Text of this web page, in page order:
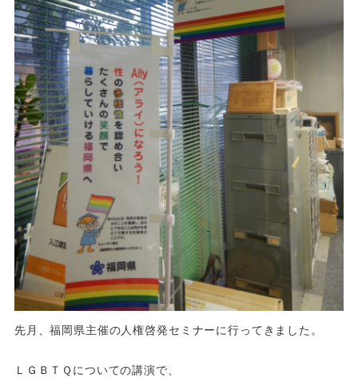
先月、福岡県主催の人権啓発セミナーに行ってきました。
ＬＧＢＴＱについての講演で、